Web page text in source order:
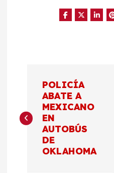
v
POLICÍA
ABATE A
MEXICANO
EN
AUTOBÚS
DE
OKLAHOMA